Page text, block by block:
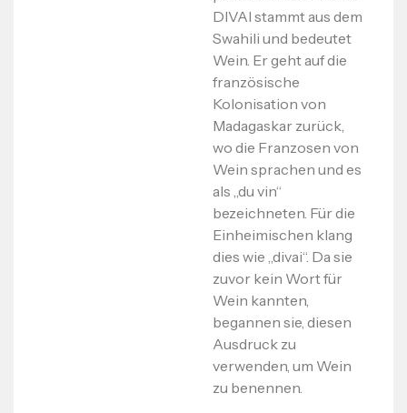
DIVAI stammt aus dem
Swahili und bedeutet
Wein. Er geht auf die
französische
Kolonisation von
Madagaskar zurück,
wo die Franzosen von
Wein sprachen und es
als „du vin“
bezeichneten. Für die
Einheimischen klang
dies wie „divai“. Da sie
zuvor kein Wort für
Wein kannten,
begannen sie, diesen
Ausdruck zu
verwenden, um Wein
zu benennen.